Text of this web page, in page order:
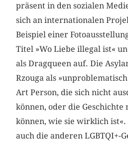
präsent in den sozialen
sich an internationalen
Beispiel einer
Titel »Wo Liebe illegal ist«
als Dragqueen auf. Die
Rzouga als
Art Person, die sich nicht
können, oder die Geschichte
können, wie sie wirklich ist«.
auch die anderen LGBTQI+-